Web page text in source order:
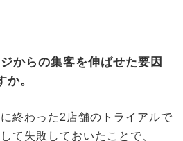
らの集客を伸ばせた要因
。
終わった2店舗のトライアルで
て失敗しておいたことで、